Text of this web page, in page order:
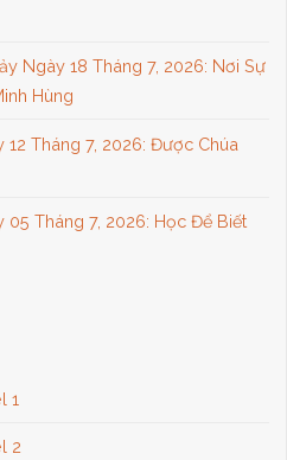
Ngày 18 Tháng 7, 2026: Nơi Sự
Hùng
Tháng 7, 2026: Được Chúa
05 Tháng 7, 2026: Học Để Biết
1
2